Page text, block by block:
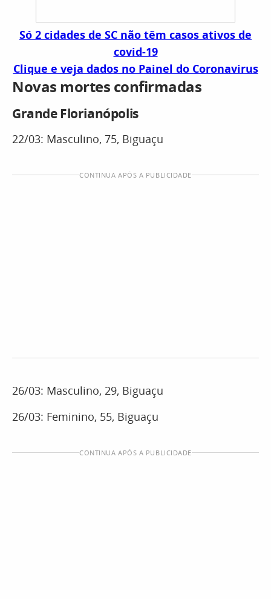
Só 2 cidades de SC não têm casos ativos de
covid-19
Clique e veja dados no Painel do Coronavirus
Novas mortes confirmadas
Grande Florianópolis
22/03: Masculino, 75, Biguaçu
CONTINUA APÓS A PUBLICIDADE
26/03: Masculino, 29, Biguaçu
26/03: Feminino, 55, Biguaçu
CONTINUA APÓS A PUBLICIDADE